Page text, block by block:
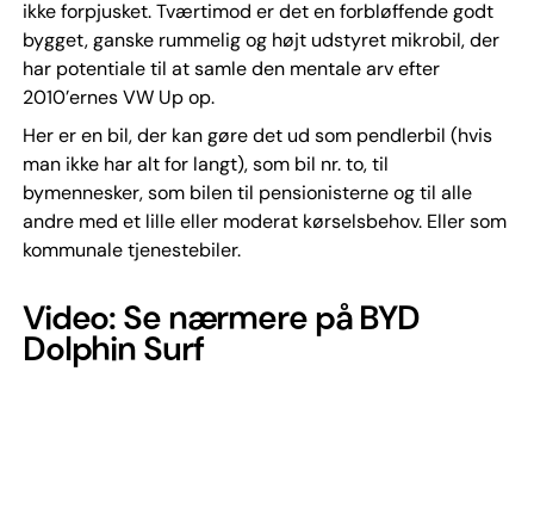
ikke forpjusket. Tværtimod er det en forbløffende godt
bygget, ganske rummelig og højt udstyret mikrobil, der
har potentiale til at samle den mentale arv efter
2010’ernes VW Up op.
Her er en bil, der kan gøre det ud som pendlerbil (hvis
man ikke har alt for langt), som bil nr. to, til
bymennesker, som bilen til pensionisterne og til alle
andre med et lille eller moderat kørselsbehov. Eller som
kommunale tjenestebiler.
Video: Se nærmere på BYD
Dolphin Surf